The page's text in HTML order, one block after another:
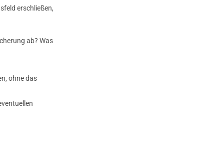
erschließen,
ab? Was
ohne das